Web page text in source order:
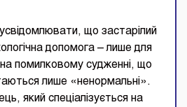
що застарілий
допомога – лише для
помилковому судженні, що
лише «ненормальні».
який спеціалізується на